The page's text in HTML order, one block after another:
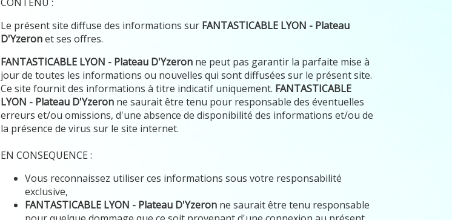
Le présent site diffuse des informations sur FANTASTICABLE LYON - Plateau
D'Yzeronet ses offres.
FANTASTICABLE LYON - Plateau D'Yzeron ne peut pas garantir la parfaite mise à
jour de toutes les informations ou nouvelles qui sont diffusées sur le présent site.
Ce site fournit des informations à titre indicatif uniquement. FANTASTICABLE
LYON - Plateau D'Yzeron ne saurait être tenu pour responsable des éventuelles
erreurs et/ou omissions, d'une absence de disponibilité des informations et/ou de
la présence de virus sur le site internet.
EN CONSEQUENCE :
Vous reconnaissez utiliser ces informations sous votre responsabilité
exclusive,
FANTASTICABLE LYON - Plateau D'Yzeron ne saurait être tenu responsable